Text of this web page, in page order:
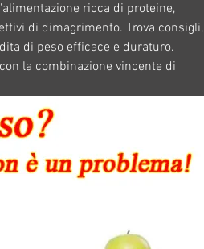
ricca di proteine,
di dimagrimento. Trova consigli,
di peso efficace e duraturo.
la combinazione vincente di